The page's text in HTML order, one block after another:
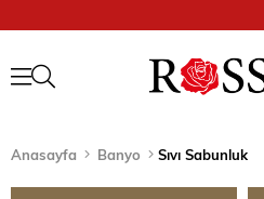
Anasayfa Banyo Sıvı Sabunluk